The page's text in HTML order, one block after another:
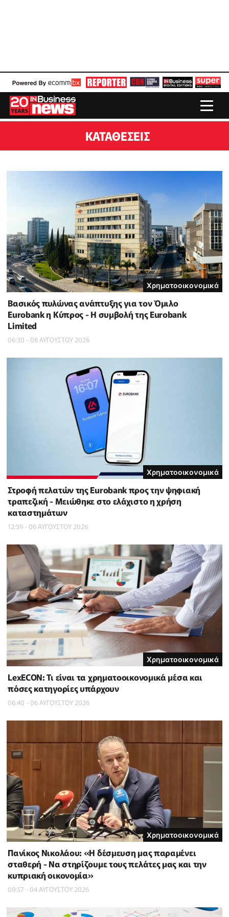
ΚΑΤΑΘΈΣΕΙΣ
Χρηματοοικονομικά
Βασικός πυλώνας ανάπτυξης για τον Όμιλο
Eurobank η Κύπρος - Η συμβολή της Eurobank
Limited
06:30 - 08 ΑΥΓΟΥΣΤΟΥ 2026
Χρηματοοικονομικά
Στροφή πελατών της Eurobank προς την ψηφιακή
τραπεζική - Μειώθηκε στο ελάχιστο η χρήση
καταστημάτων
12:59 - 06 ΑΥΓΟΥΣΤΟΥ 2026
Χρηματοοικονομικά
LexECON: Τι είναι τα χρηματοοικονομικά μέσα και
πόσες κατηγορίες υπάρχουν
06:40 - 06 ΑΥΓΟΥΣΤΟΥ 2026
Χρηματοοικονομικά
Πανίκος Νικολάου: «Η δέσμευση μας παραμένει
σταθερή - Να στηρίζουμε τους πελάτες μας και την
κυπριακή οικονομία»
09:57 - 04 ΑΥΓΟΥΣΤΟΥ 2026